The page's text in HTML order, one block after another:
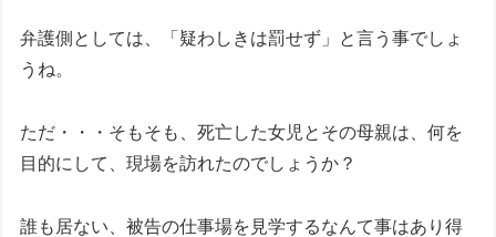
弁護側としては、「疑わしきは罰せず」と言う事でしょ
うね。
ただ・・・そもそも、死亡した女児とその母親は、何を
目的にして、現場を訪れたのでしょうか？
誰も居ない、被告の仕事場を見学するなんて事はあり得